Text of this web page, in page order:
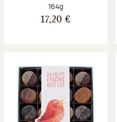
Poids net :
164g
17,20 €